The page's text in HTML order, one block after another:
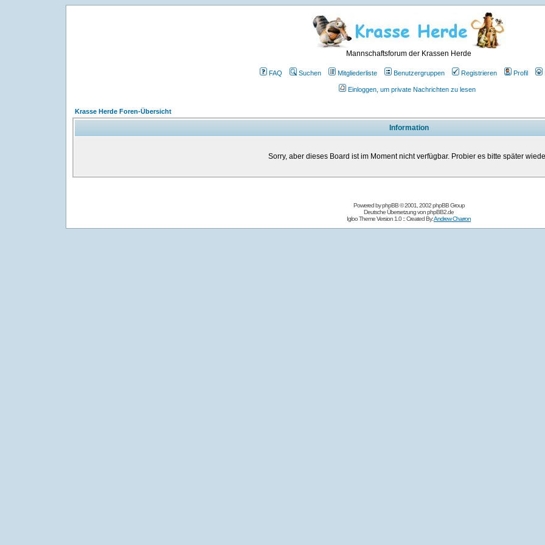
Mannschaftsforum der Krassen Herde
FAQ Suchen Mitgliederliste Benutzergruppen Registrieren Profil
Einloggen, um private Nachrichten zu lesen
Krasse Herde Foren-Übersicht
Information
Sorry, aber dieses Board ist im Moment nicht verfügbar. Probier es bitte später
Powered byphpBB© 2001, 2002 phpBB Group
Deutsche Übersetzung vonphpBB2.de
Igloo Theme Version 1.0 :: Created By:Andrew Charron